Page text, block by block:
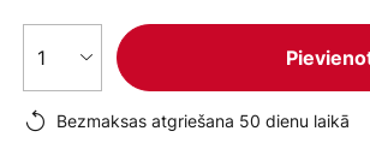
1
Bezmaksas atgriešana 50 dienu laikā